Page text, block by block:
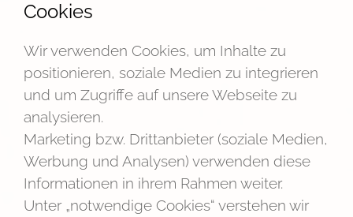
Cookies
Wir verwenden Cookies, um Inhalte zu
positionieren, soziale Medien zu integrieren
und um Zugriffe auf unsere Webseite zu
analysieren.
Marketing bzw. Drittanbieter (soziale Medien,
Werbung und Analysen) verwenden diese
Informationen in ihrem Rahmen weiter.
Unter „notwendige Cookies“ verstehen wir